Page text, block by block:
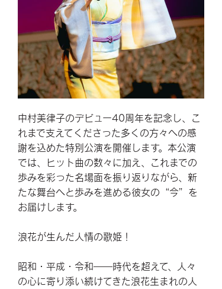
中村美律子のデビュー40周年を記念し、こ
れまで支えてくださった多くの方々への感
謝を込めた特別公演を開催します。本公演
では、ヒット曲の数々に加え、これまでの
歩みを彩った名場面を振り返りながら、新
たな舞台へと歩みを進める彼女の“今”を
お届けします。
浪花が生んだ人情の歌姫！
昭和・平成・令和――時代を超えて、人々
の心に寄り添い続けてきた浪花生まれの人